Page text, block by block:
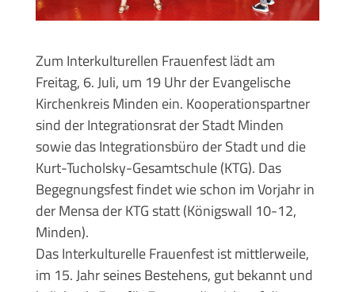
Zum Interkulturellen Frauenfest lädt am
Freitag, 6. Juli, um 19 Uhr der Evangelische
Kirchenkreis Minden ein. Kooperationspartner
sind der Integrationsrat der Stadt Minden
sowie das Integrationsbüro der Stadt und die
Kurt-Tucholsky-Gesamtschule (KTG). Das
Begegnungsfest findet wie schon im Vorjahr in
der Mensa der KTG statt (Königswall 10-12,
Minden).
Das Interkulturelle Frauenfest ist mittlerweile,
im 15. Jahr seines Bestehens, gut bekannt und